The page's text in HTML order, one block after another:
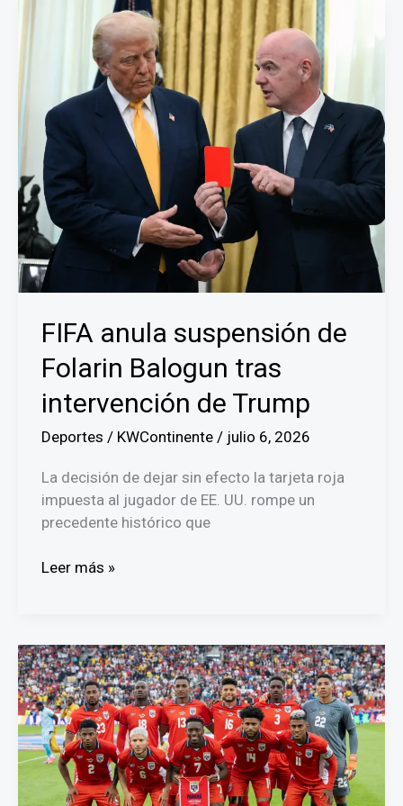
disputarán
Copa
del
Mundo;
Francia
e
Inglaterra
irán
por
tercer
lugar
FIFA anula suspensión de
Folarin Balogun tras
intervención de Trump
Deportes / KWContinente / julio 6, 2026
La decisión de dejar sin efecto la tarjeta roja
impuesta al jugador de EE. UU. rompe un
precedente histórico que
FIFA
Folarin
Balogun
tras
intervención
de
Trump
Leer más »